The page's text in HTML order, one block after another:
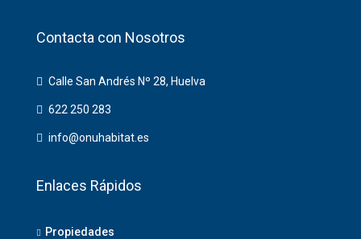
Contacta con Nosotros
Calle San Andrés Nº 28, Huelva
622 250 283
info@onuhabitat.es
Enlaces Rápidos
Propiedades